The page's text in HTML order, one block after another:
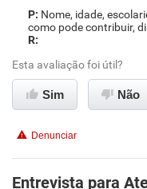
Nome, idade,
como pode contribuir,
Esta avaliação foi útil?
Sim Não
Denunciar
Entrevista para